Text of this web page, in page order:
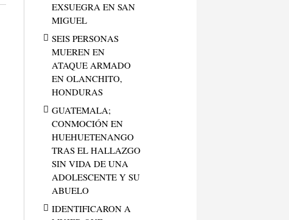
EXSUEGRA EN SAN
MIGUEL
SEIS PERSONAS
MUEREN EN
ATAQUE ARMADO
EN OLANCHITO,
HONDURAS
GUATEMALA;
CONMOCIÓN EN
HUEHUETENANGO
TRAS EL HALLAZGO
SIN VIDA DE UNA
ADOLESCENTE Y SU
ABUELO
IDENTIFICARON A